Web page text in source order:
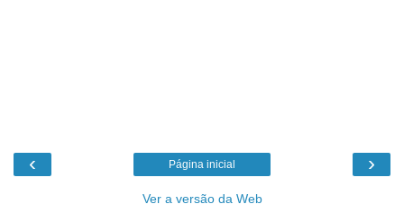
‹ ›
Página inicial
Ver a versão da Web